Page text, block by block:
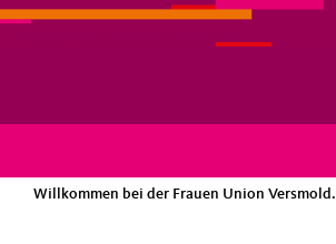
Willkommen bei der Frauen Union Versmold.